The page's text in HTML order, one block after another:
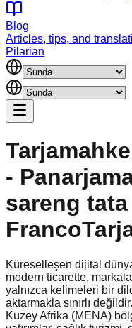
Blog
Articles, tips, and
Pilarian
-
sareng
Küreselleşen dijital
modern ticarette,
yalnızca kelimeleri bir
aktarmakla sınırlı
Kuzey Afrika (MENA)